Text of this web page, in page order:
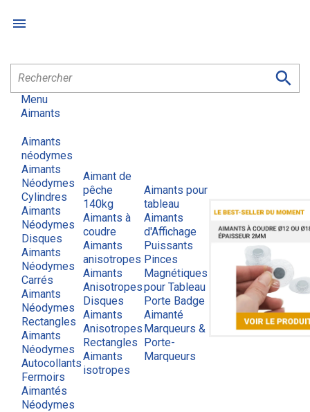


Menu
Aimants
Aimants
néodymes
Aimants
Néodymes
Cylindres
Aimants
Néodymes
Disques
Aimants
Néodymes
Carrés
Aimants
Néodymes
Rectangles
Aimants
Néodymes
Autocollants
Fermoirs
Aimantés
Néodymes
Aimant de
pêche
140kg
Aimants à
coudre
Aimants
anisotropes
Aimants
Anisotropes
Disques
Aimants
Anisotropes
Rectangles
Aimants
isotropes
Aimants pour
tableau
Aimants
d'Affichage
Puissants
Pinces
Magnétiques
pour Tableau
Porte Badge
Aimanté
Marqueurs &
Porte-
Marqueurs